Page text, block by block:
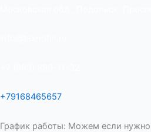
+79168465657
График работы: Можем если нужно